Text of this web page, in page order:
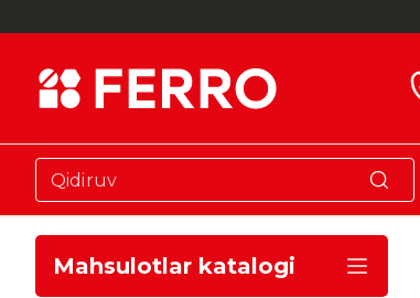
Mahsulotlar katalogi